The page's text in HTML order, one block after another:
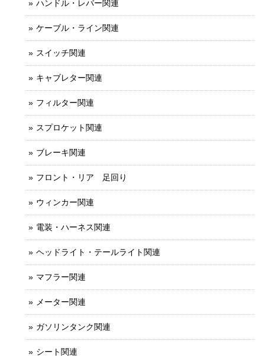
ハンドル・レバー関連
ケーブル・ライン関連
スイッチ関連
キャブレター関連
フィルター関連
スプロケット関連
ブレーキ関連
フロント・リア 足回り
ウィンカー関連
電装・ハーネス関連
ヘッドライト・テールライト関連
マフラー関連
メーター関連
ガソリンタンク関連
シート関連